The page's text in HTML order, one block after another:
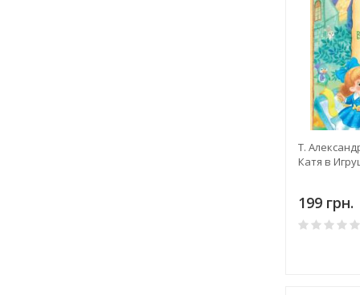
Т.
Катя в
199 грн.